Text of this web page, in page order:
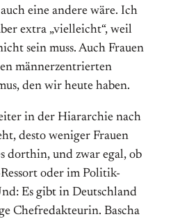
eine andere wäre. Ich
extra „vielleicht“, weil
sein muss. Auch Frauen
männerzentrierten
den wir heute haben.
in der Hiararchie nach
desto weniger Frauen
dorthin, und zwar egal, ob
oder im Politik-
Es gibt in Deutschland
Chefredakteurin. Bascha